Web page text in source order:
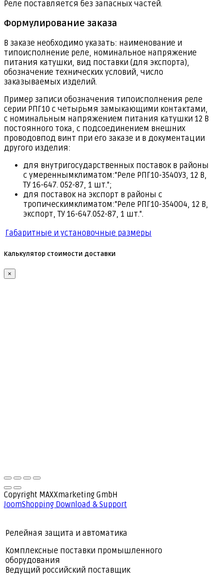
Реле поставляется без запасных частей.
Формулирование заказа
В заказе необходимо указать: наименование и
типоисполнение реле, номинальное напряжение
питания катушки, вид поставки (для экспорта),
обозначение технических условий, число
заказываемых изделий.
Пример записи обозначения типоисполнения реле
серии РПГ10 с четырьмя замыкающими контактами,
с номинальным напряжением питания катушки 12 В
постоянного тока, с подсоединением внешних
проводовпод винт при его заказе и в документации
другого изделия:
для внутригосударственных поставок в районы
с умереннымклиматом:"Реле РПГ10-3540У3, 12 В,
ТУ 16-647. 052-87, 1 шт.";
для поставок на экспорт в районы с
тропическимклиматом:"Реле РПГ10-3540О4, 12 В,
экспорт, ТУ 16-647.052-87, 1 шт.".
Габаритные и установочные размеры
Калькулятор стоимости доставки
×
Copyright MAXXmarketing GmbH
JoomShopping Download & Support
Релейная защита и автоматика
Комплексные поставки промышленного
оборудования
Ведущий российский поставщик